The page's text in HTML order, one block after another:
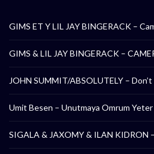
GIMS ET Y LIL JAY BINGERACK –
GIMS & LIL JAY BINGERACK –
JOHN SUMMIT/ABSOLUTELY –
Umit Besen – Unutmaya Omrum
SIGALA & JAXOMY & ILAN KIDRON